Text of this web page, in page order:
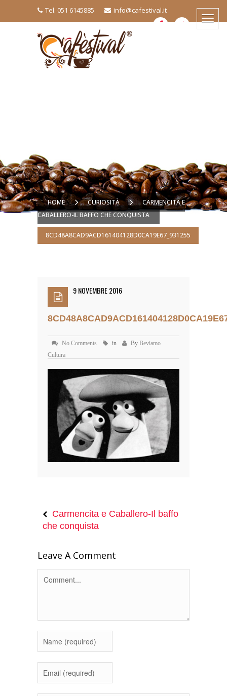
Tel. 051 6145885 info@cafestival.it
HOME CURIOSITÀ
CARMENCITA E
CABALLERO-IL BAFFO CHE CONQUISTA
8CD48A8CAD9ACD161404128D0CA19E67_931255
9 NOVEMBRE 2016
No Comments in By Beviamo
Cultura
Carmencita e Caballero-Il baffo
che conquista
Leave A Comment